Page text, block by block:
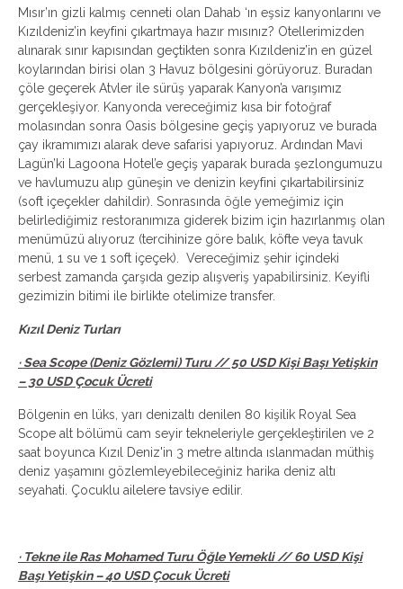
Mısır’ın gizli kalmış cenneti olan Dahab ‘ın eşsiz kanyonlarını ve
Kızıldeniz’in keyfini çıkartmaya hazır mısınız? Otellerimizden
alınarak sınır kapısından geçtikten sonra Kızıldeniz’in en güzel
koylarından birisi olan 3 Havuz bölgesini görüyoruz. Buradan
çöle geçerek Atvler ile sürüş yaparak Kanyon’a varışımız
gerçekleşiyor. Kanyonda vereceğimiz kısa bir fotoğraf
molasından sonra Oasis bölgesine geçiş yapıyoruz ve burada
çay ikramımızı alarak deve safarisi yapıyoruz. Ardından Mavi
Lagün’ki Lagoona Hotel’e geçiş yaparak burada şezlongumuzu
ve havlumuzu alıp güneşin ve denizin keyfini çıkartabilirsiniz
(soft içeçekler dahildir). Sonrasında öğle yemeğimiz için
belirlediğimiz restoranımıza giderek bizim için hazırlanmış olan
menümüzü alıyoruz (tercihinize göre balık, köfte veya tavuk
menü, 1 su ve 1 soft içeçek). Vereceğimiz şehir içindeki
serbest zamanda çarşıda gezip alışveriş yapabilirsiniz. Keyifli
gezimizin bitimi ile birlikte otelimize transfer.
Kızıl Deniz Turları
· Sea Scope (Deniz Gözlemi) Turu // 50 USD Kişi Başı Yetişkin
– 30 USD Çocuk Ücreti
Bölgenin en lüks, yarı denizaltı denilen 80 kişilik Royal Sea
Scope alt bölümü cam seyir tekneleriyle gerçekleştirilen ve 2
saat boyunca Kızıl Deniz'in 3 metre altında ıslanmadan müthiş
deniz yaşamını gözlemleyebileceğiniz harika deniz altı
seyahati. Çocuklu ailelere tavsiye edilir.
· Tekne ile Ras Mohamed Turu Öğle Yemekli // 60 USD Kişi
Başı Yetişkin – 40 USD Çocuk Ücreti